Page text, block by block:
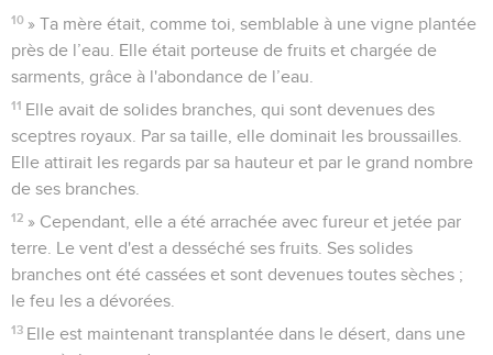
10 » Ta mère était, comme toi, semblable à une vigne plantée
près de l’eau. Elle était porteuse de fruits et chargée de
sarments, grâce à l'abondance de l’eau.
11 Elle avait de solides branches, qui sont devenues des
sceptres royaux. Par sa taille, elle dominait les broussailles.
Elle attirait les regards par sa hauteur et par le grand nombre
de ses branches.
12 » Cependant, elle a été arrachée avec fureur et jetée par
terre. Le vent d'est a desséché ses fruits. Ses solides
branches ont été cassées et sont devenues toutes sèches ;
le feu les a dévorées.
13 Elle est maintenant transplantée dans le désert, dans une